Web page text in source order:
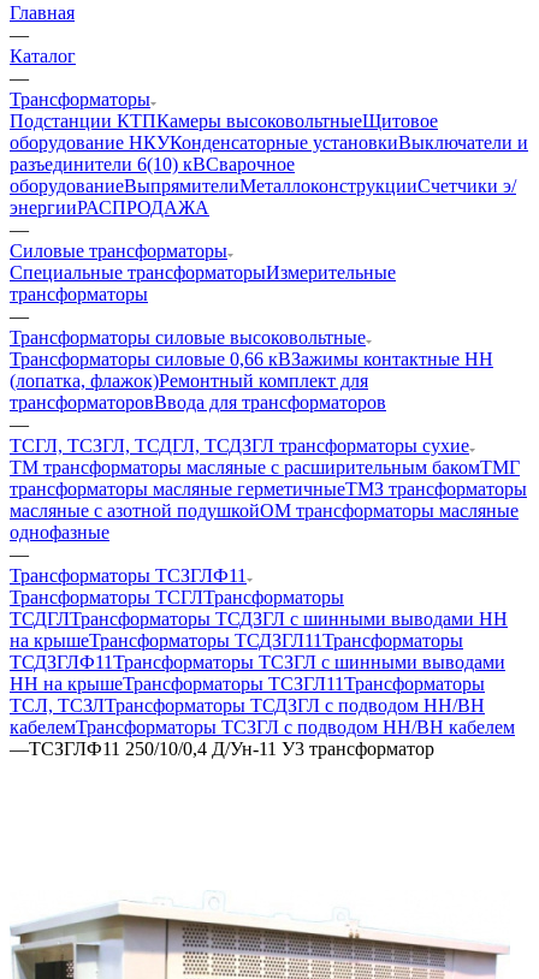
Главная
—
Каталог
—
Трансформаторы
Подстанции КТПКамеры высоковольтныеЩитовое
оборудование НКУКонденсаторные установкиВыключатели и
разъединители 6(10) кВСварочное
оборудованиеВыпрямителиМеталлоконструкцииСчетчики э/
энергииРАСПРОДАЖА
—
Силовые трансформаторы
Специальные трансформаторыИзмерительные
трансформаторы
—
Трансформаторы силовые высоковольтные
Трансформаторы силовые 0,66 кВЗажимы контактные НН
(лопатка, флажок)Ремонтный комплект для
трансформаторовВвода для трансформаторов
—
ТСГЛ, ТСЗГЛ, ТСДГЛ, ТСДЗГЛ трансформаторы сухие
ТМ трансформаторы масляные с расширительным бакомТМГ
трансформаторы масляные герметичныеТМЗ трансформаторы
масляные с азотной подушкойОМ трансформаторы масляные
однофазные
—
Трансформаторы ТСЗГЛФ11
Трансформаторы ТСГЛТрансформаторы
ТСДГЛТрансформаторы ТСДЗГЛ с шинными выводами НН
на крышеТрансформаторы ТСДЗГЛ11Трансформаторы
ТСДЗГЛФ11Трансформаторы ТСЗГЛ с шинными выводами
НН на крышеТрансформаторы ТСЗГЛ11Трансформаторы
ТСЛ, ТСЗЛТрансформаторы ТСДЗГЛ с подводом НН/ВН
кабелемТрансформаторы ТСЗГЛ с подводом НН/ВН кабелем
—ТСЗГЛФ11 250/10/0,4 Д/Ун-11 У3 трансформатор